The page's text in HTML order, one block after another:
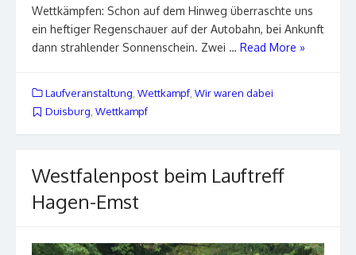
Wettkämpfen: Schon auf dem Hinweg überraschte uns
ein heftiger Regenschauer auf der Autobahn, bei Ankunft
dann strahlender Sonnenschein. Zwei … Read More »
Laufveranstaltung Wettkampf Wir waren dabei
Duisburg, Wettkampf
Westfalenpost beim Lauftreff
Hagen-Emst